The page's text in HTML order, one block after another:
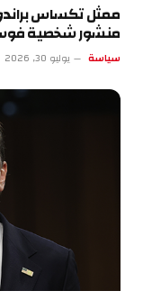
ممثل تكساس
منشور شخصية
سياسة يوليو 30, 2026